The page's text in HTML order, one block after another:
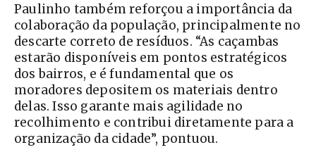
Paulinho também reforçou a importância da
colaboração da população, principalmente no
descarte correto de resíduos. “As caçambas
estarão disponíveis em pontos estratégicos
dos bairros, e é fundamental que os
moradores depositem os materiais dentro
delas. Isso garante mais agilidade no
recolhimento e contribui diretamente para a
organização da cidade”, pontuou.